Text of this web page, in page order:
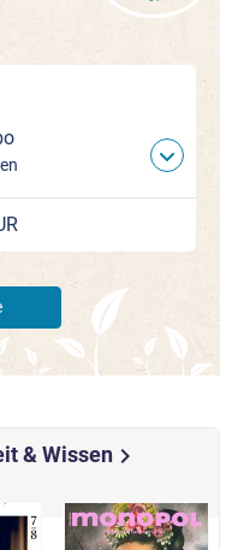
& Wissenchevron_right